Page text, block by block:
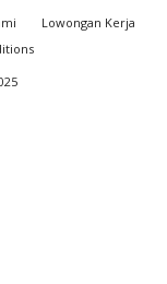
Lowongan Kerja